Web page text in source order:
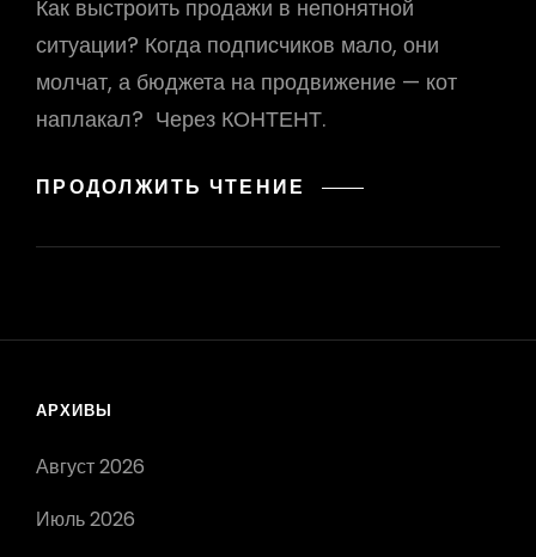
Как выстроить продажи в непонятной
ситуации? Когда подписчиков мало, они
молчат, а бюджета на продвижение — кот
наплакал? Через КОНТЕНТ.
ПРОДОЛЖИТЬ ЧТЕНИЕ КАК
ПАРТНЁРОВ
ПРОДАЖИ
АРХИВЫ
Август 2026
Июль 2026